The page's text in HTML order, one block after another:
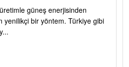
güneş enerjisinden
yenilikçi bir yöntem. Türkiye gibi